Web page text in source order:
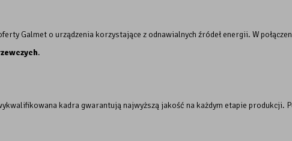
Galmet o urządzenia korzystające z odnawialnych źródeł energii. W
.
kadra gwarantują najwyższą jakość na każdym etapie